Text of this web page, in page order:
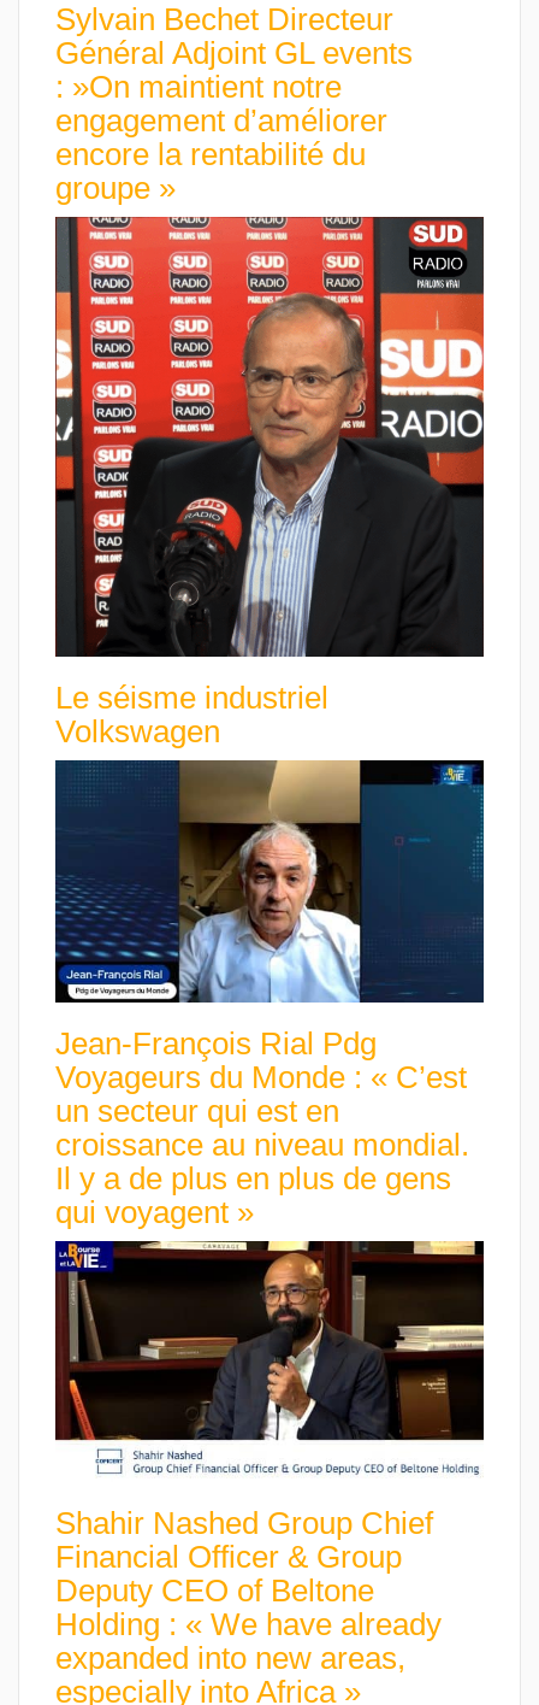
Sylvain Bechet Directeur
Général Adjoint GL events
: »On maintient notre
engagement d’améliorer
encore la rentabilité du
groupe »
Le séisme industriel
Volkswagen
Jean-François Rial Pdg
Voyageurs du Monde : « C’est
un secteur qui est en
croissance au niveau mondial.
Il y a de plus en plus de gens
qui voyagent »
Shahir Nashed Group Chief
Financial Officer & Group
Deputy CEO of Beltone
Holding : « We have already
expanded into new areas,
especially into Africa »